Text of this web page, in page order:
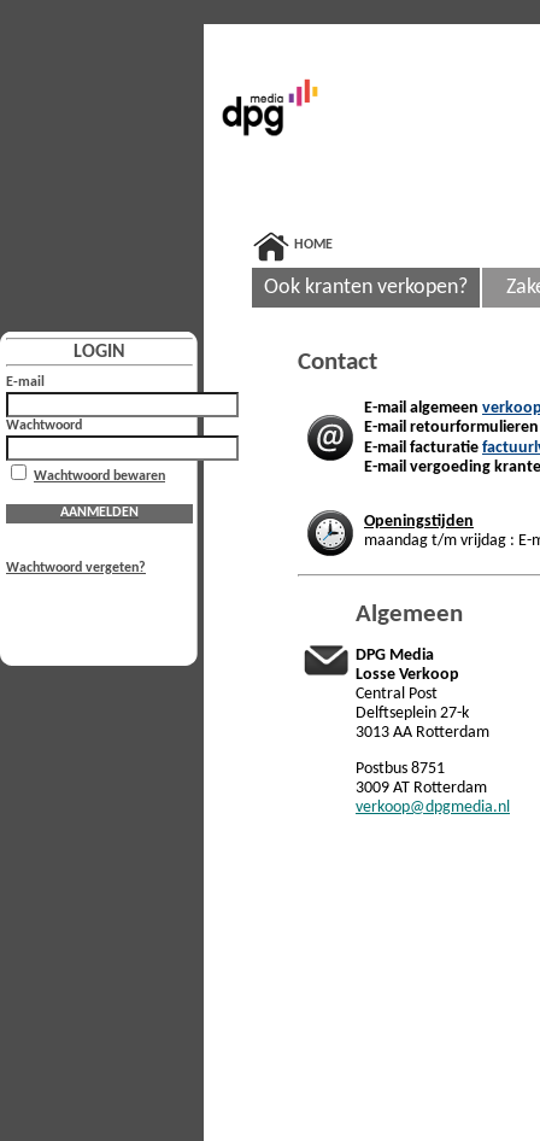
HOME
Ook kranten verkopen?
LOGIN
E-mail
Wachtwoord
Wachtwoord bewaren
AANMELDEN
Wachtwoord vergeten?
Contact
E-mail algemeen
E-mail
E-mail facturatie
E-mail vergoeding
Openingstijden
maandag t/m vrijdag : E-
Algemeen
DPG Media
Losse Verkoop
Central Post
Delftseplein 27-k
3013 AA Rotterdam
Postbus 8751
3009 AT Rotterdam
verkoop@dpgmedia.nl